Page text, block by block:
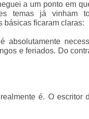
a um ponto em
temas já vinham
básicas ficaram claras:
absolutamente
e feriados. Do
é. O escritor